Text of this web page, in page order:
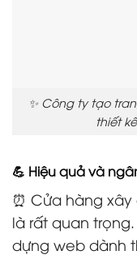
✨ Công ty tạo
thiết
💪 Hiệu quả và
⏰ Cửa hàng
là rất quan
dựng web dành